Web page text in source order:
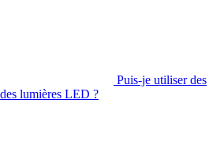
Puis-je utiliser des
lumières LED ?